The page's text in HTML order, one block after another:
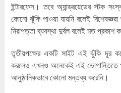
ইন্টারফেস। তবে অ্যান্ড্রয়েডের স্টক
কোনো ঝুঁকি পাওয়া যায়নি বলেই
নিরাপত্তা ব্যবস্থা দুর্বল বলেই মত প্রকাশ
তৃতীয়পক্ষের একটি সাইট এই ঝুঁকি দূর
করলেও এখনও অনেকেই এই ভোগান্তিতে
আনুষ্ঠানিকভাবে কোনো মন্তব্য করেনি।